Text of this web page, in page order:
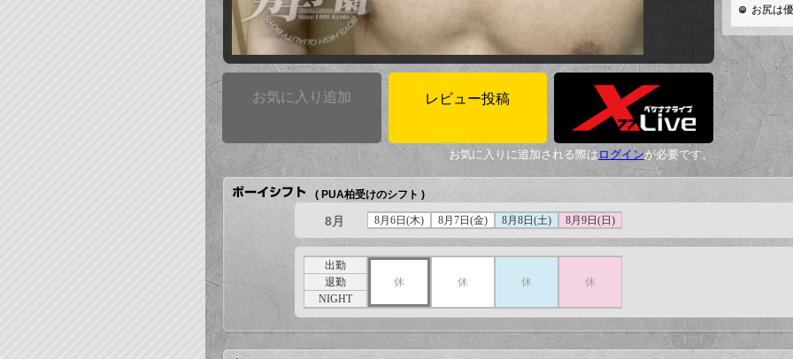
お気に入り追加 レビュー投稿
お気に入りに追加される際は ログインが必要です。
お尻は
( PUA柏受けのシフト )
8月 8月6日(木) 8月7日(金) 8月8日(土) 8月9日(日)
出勤
退勤
NIGHT
休 休 休 休